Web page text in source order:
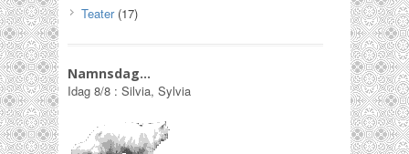
Teater(17)
Namnsdag…
Idag 8/8 : Silvia, Sylvia